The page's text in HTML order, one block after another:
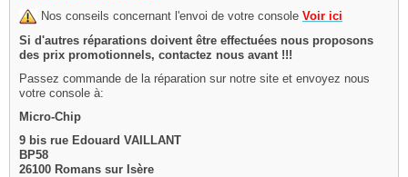
Nos conseils concernant l'envoi de votre console Voir ici
Si d'autres réparations doivent être effectuées nous proposons
des prix promotionnels, contactez nous avant !!!
Passez commande de la réparation sur notre site et envoyez nous
votre console à:
Micro-Chip
9 bis rue Edouard VAILLANT
BP58
26100 Romans sur Isère